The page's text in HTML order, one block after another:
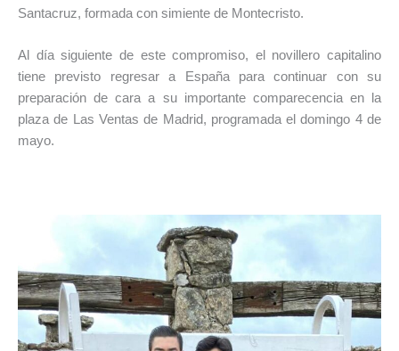
Santacruz, formada con simiente de Montecristo.
Al día siguiente de este compromiso, el novillero capitalino
tiene previsto regresar a España para continuar con su
preparación de cara a su importante comparecencia en la
plaza de Las Ventas de Madrid, programada el domingo 4 de
mayo.